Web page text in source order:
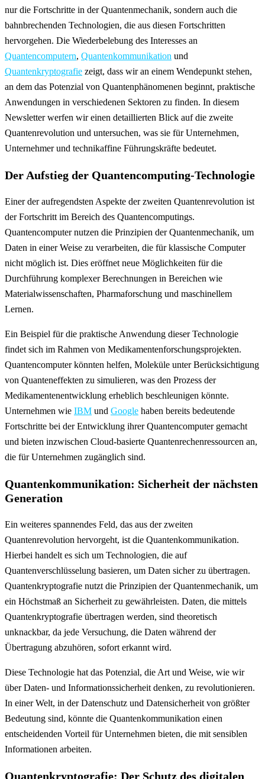
nur die Fortschritte in der Quantenmechanik, sondern auch die
bahnbrechenden Technologien, die aus diesen Fortschritten
hervorgehen. Die Wiederbelebung des Interesses an
Quantencomputern, Quantenkommunikation und
Quantenkryptografie zeigt, dass wir an einem Wendepunkt stehen,
an dem das Potenzial von Quantenphänomenen beginnt, praktische
Anwendungen in verschiedenen Sektoren zu finden. In diesem
Newsletter werfen wir einen detaillierten Blick auf die zweite
Quantenrevolution und untersuchen, was sie für Unternehmen,
Unternehmer und technikaffine Führungskräfte bedeutet.
Der Aufstieg der Quantencomputing-Technologie
Einer der aufregendsten Aspekte der zweiten Quantenrevolution ist
der Fortschritt im Bereich des Quantencomputings.
Quantencomputer nutzen die Prinzipien der Quantenmechanik, um
Daten in einer Weise zu verarbeiten, die für klassische Computer
nicht möglich ist. Dies eröffnet neue Möglichkeiten für die
Durchführung komplexer Berechnungen in Bereichen wie
Materialwissenschaften, Pharmaforschung und maschinellem
Lernen.
Ein Beispiel für die praktische Anwendung dieser Technologie
findet sich im Rahmen von Medikamentenforschungsprojekten.
Quantencomputer könnten helfen, Moleküle unter Berücksichtigung
von Quanteneffekten zu simulieren, was den Prozess der
Medikamentenentwicklung erheblich beschleunigen könnte.
Unternehmen wie IBM und Google haben bereits bedeutende
Fortschritte bei der Entwicklung ihrer Quantencomputer gemacht
und bieten inzwischen Cloud-basierte Quantenrechenressourcen an,
die für Unternehmen zugänglich sind.
Quantenkommunikation: Sicherheit der nächsten
Generation
Ein weiteres spannendes Feld, das aus der zweiten
Quantenrevolution hervorgeht, ist die Quantenkommunikation.
Hierbei handelt es sich um Technologien, die auf
Quantenverschlüsselung basieren, um Daten sicher zu übertragen.
Quantenkryptografie nutzt die Prinzipien der Quantenmechanik, um
ein Höchstmaß an Sicherheit zu gewährleisten. Daten, die mittels
Quantenkryptografie übertragen werden, sind theoretisch
unknackbar, da jede Versuchung, die Daten während der
Übertragung abzuhören, sofort erkannt wird.
Diese Technologie hat das Potenzial, die Art und Weise, wie wir
über Daten- und Informationssicherheit denken, zu revolutionieren.
In einer Welt, in der Datenschutz und Datensicherheit von größter
Bedeutung sind, könnte die Quantenkommunikation einen
entscheidenden Vorteil für Unternehmen bieten, die mit sensiblen
Informationen arbeiten.
Quantenkryptografie: Der Schutz des digitalen